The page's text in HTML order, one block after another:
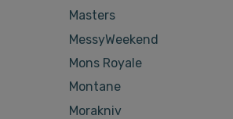
Masters
MessyWeekend
Mons Royale
Montane
Morakniv